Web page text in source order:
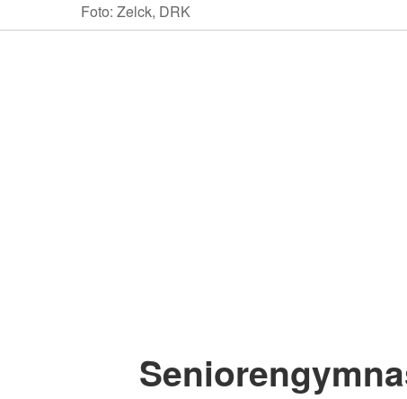
Foto: Zelck, DRK